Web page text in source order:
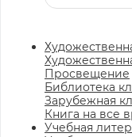
Просвещение
Библиотека
Зарубежная
Книга на все
Учебная